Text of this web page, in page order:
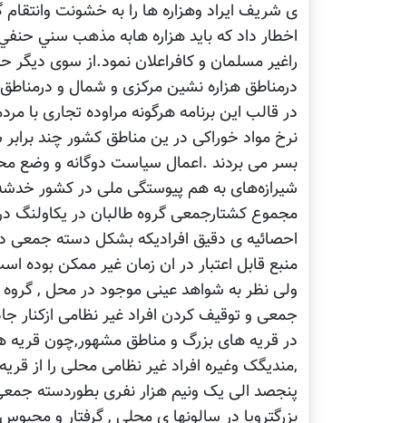
اخطار داد كه بايد هزاره هابه مذهب سني حنفي
راغیر مسلمان و كافراعلان نمود.از سوی
درمناطق هزاره نشین مرکزی و شمال و درمناطق
در قالب این برنامه هرگونه مراوده تجاری
نرخ مواد خوراکی در ین مناطق کشور چند
بسر می بردند .اعمال سیاست دوگانه و وضع
شیرازه‌های به هم پیوستگی ملی در کشور
مجموع کشتارجمعی گروه طالبان در یکاولنگ
احصائیه ی دقیق افرادیکه بشکل دسته جمعی
منبع قابل اعتبار در ان زمان غیر ممکن بوده
ولی نظر به شواهد عینی موجود در محل , گروه
جمعی و توقیف کردن افراد غیر نظامی ازکنار
در قریه های بزرگ و مناطق مشهور,چون قریه
,مندیگک وغیره افراد غیر نظامی محلی را از
پنجصد الی یک ونیم هزار نفری بطوردسته
بزرگترویا در سالونها ی محلی , گرفتار و